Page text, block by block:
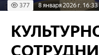
377 8 января 2026 г. 16:33